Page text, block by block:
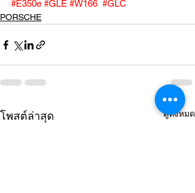
#E350e #GLE #W166 #GLC
PORSCHE
โพสต์ล่าสุด ดูทั้งหมด